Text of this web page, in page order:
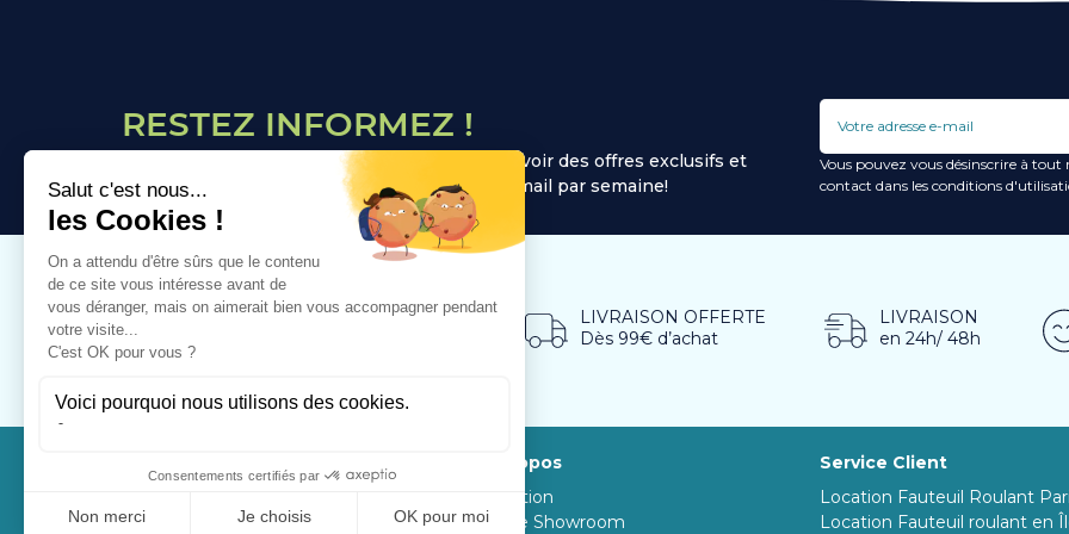
RESTEZ INFORMEZ !
Inscrivez-vous à notre newsletter afin de recevoir des offres exclusifs et
personnalisées Vous recevrez pas plus d'un email par semaine!
Vous pouvez vous désinscrire à
contact dans les conditions
PAIEMENT SÉCURISÉ
LIVRAISON OFFERTE
Dès 99€ d’achat
LIVRAISON
en 24h/ 48h
A propos
Nutrition
Notre Showroom
Service Client
Location Fauteuil Roulant
Location Fauteuil roulant en